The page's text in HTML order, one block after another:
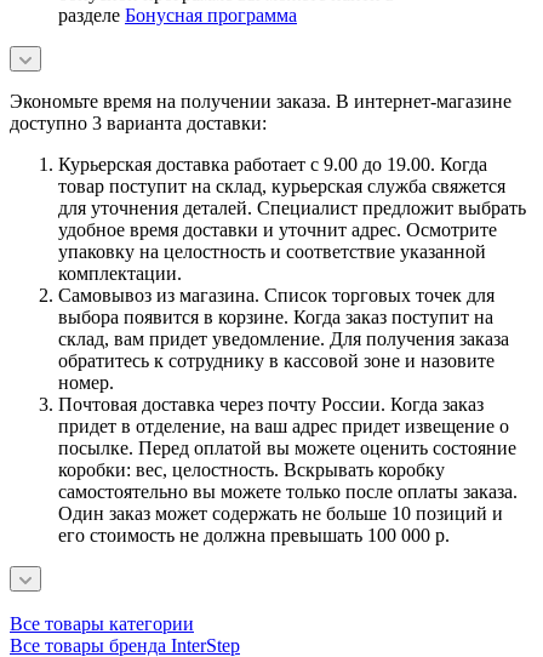
разделе Бонусная программа
Экономьте время на получении заказа. В интернет-магазине
доступно 3 варианта доставки:
Курьерская доставка работает с 9.00 до 19.00. Когда
товар поступит на склад, курьерская служба свяжется
для уточнения деталей. Специалист предложит выбрать
удобное время доставки и уточнит адрес. Осмотрите
упаковку на целостность и соответствие указанной
комплектации.
Самовывоз из магазина. Список торговых точек для
выбора появится в корзине. Когда заказ поступит на
склад, вам придет уведомление. Для получения заказа
обратитесь к сотруднику в кассовой зоне и назовите
номер.
Почтовая доставка через почту России. Когда заказ
придет в отделение, на ваш адрес придет извещение о
посылке. Перед оплатой вы можете оценить состояние
коробки: вес, целостность. Вскрывать коробку
самостоятельно вы можете только после оплаты заказа.
Один заказ может содержать не больше 10 позиций и
его стоимость не должна превышать 100 000 р.
Все товары категории
Все товары бренда InterStep